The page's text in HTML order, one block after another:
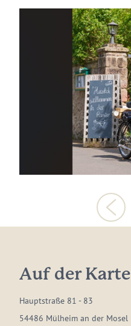
Auf der Karte
Hauptstraße 81 - 83
54486 Mülheim an der Mosel